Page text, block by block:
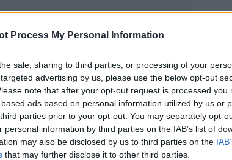
Process My Personal Information
sale, sharing to third parties, or processing of your
advertising by us, please use the below opt-out
note that after your opt-out request is processed you
ads based on personal information utilized by us or
parties prior to your opt-out. You may separately opt-
information by third parties on the IAB’s list of
may also be disclosed by us to third parties on the
that may further disclose it to other third parties.